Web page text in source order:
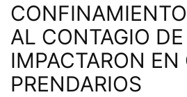
AL CONTAGIO
IMPACTARON EN
PRENDARIOS